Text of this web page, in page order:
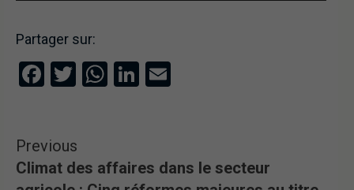
Partager sur:
Facebook
Twitter
WhatsApp
LinkedIn
Previous
Climat des affaires dans le secteur